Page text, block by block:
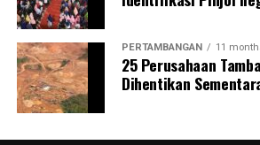
PERTAMBANGAN 11
25 Perusahaan
Dihentikan